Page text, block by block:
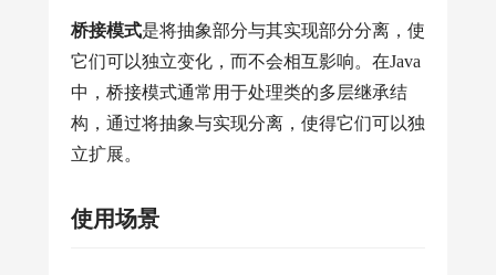
桥接模式是将抽象部分与其实现部分分离，使
它们可以独立变化，而不会相互影响。在Java
中，桥接模式通常用于处理类的多层继承结
构，通过将抽象与实现分离，使得它们可以独
立扩展。
使用场景